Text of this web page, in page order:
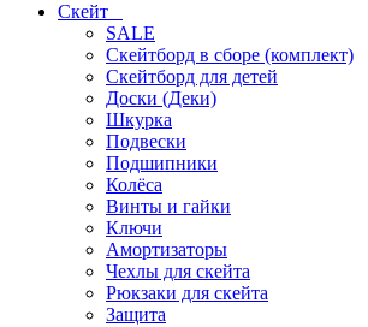
Скейт
SALE
Скейтборд в сборе (комплект)
Скейтборд для детей
Доски (Деки)
Шкурка
Подвески
Подшипники
Колёса
Винты и гайки
Ключи
Амортизаторы
Чехлы для скейта
Рюкзаки для скейта
Защита